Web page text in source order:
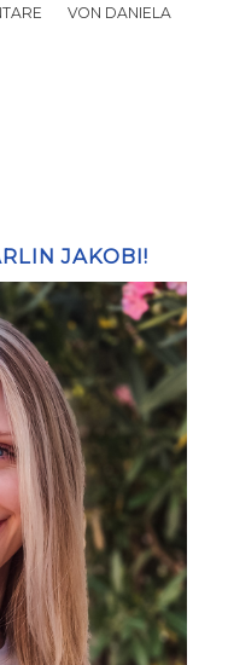
VON DANIELA
JAKOBI!